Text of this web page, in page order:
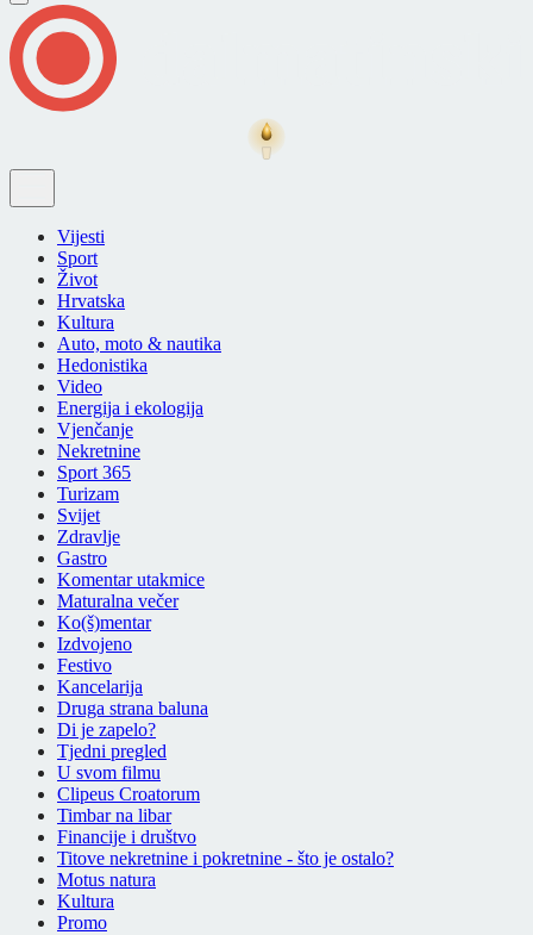
Vijesti
Sport
Život
Hrvatska
Kultura
Auto, moto & nautika
Hedonistika
Video
Energija i ekologija
Vjenčanje
Nekretnine
Sport 365
Turizam
Svijet
Zdravlje
Gastro
Komentar utakmice
Maturalna večer
Ko(š)mentar
Izdvojeno
Festivo
Kancelarija
Druga strana baluna
Di je zapelo?
Tjedni pregled
U svom filmu
Clipeus Croatorum
Timbar na libar
Financije i društvo
Titove nekretnine i pokretnine - što je ostalo?
Motus natura
Kultura
Promo